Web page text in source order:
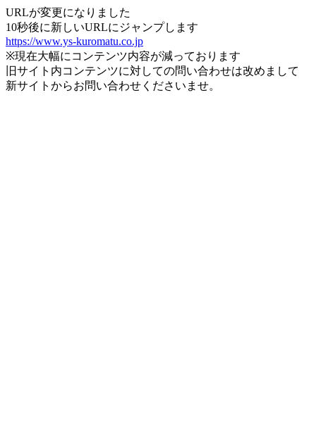
URLが変更になりました
10秒後に新しいURLにジャンプします
https://www.ys-kuromatu.co.jp
※現在大幅にコンテンツ内容が減っております
旧サイト内コンテンツに対しての問い合わせは改めまして
新サイトからお問い合わせくださいませ。